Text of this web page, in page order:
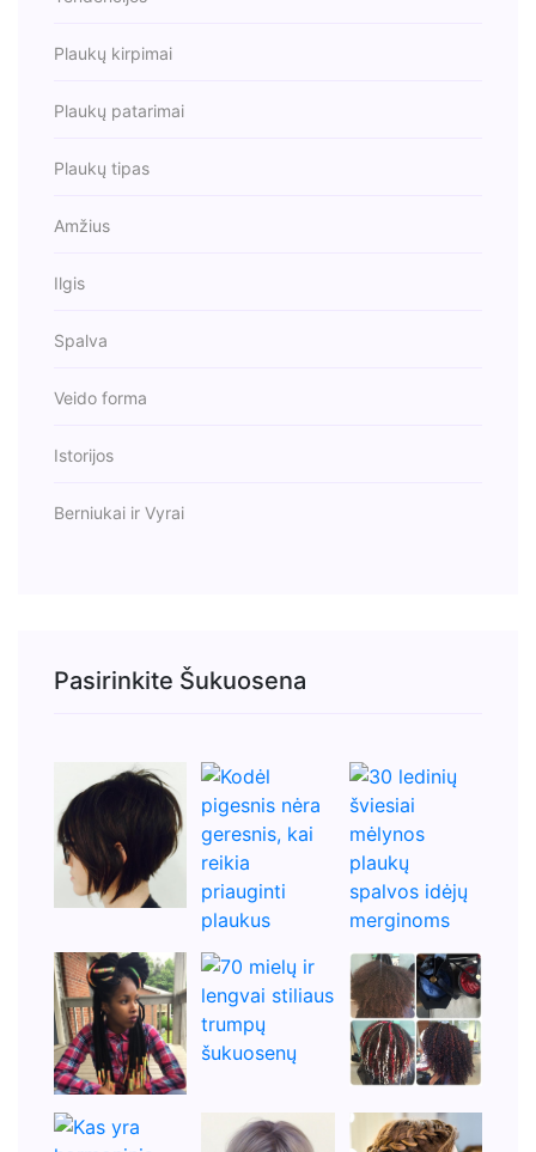
Plaukų kirpimai
Plaukų patarimai
Plaukų tipas
Amžius
Ilgis
Spalva
Veido forma
Istorijos
Berniukai ir Vyrai
Pasirinkite Šukuosena